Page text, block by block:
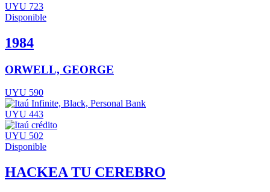
UYU 723
Disponible
1984
ORWELL, GEORGE
UYU 590
UYU 443
UYU 502
Disponible
HACKEA TU CEREBRO